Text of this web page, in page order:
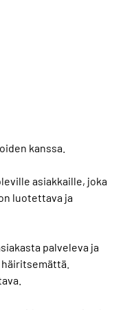
kanssa.
asiakkaille, joka
luotettava ja
palveleva ja